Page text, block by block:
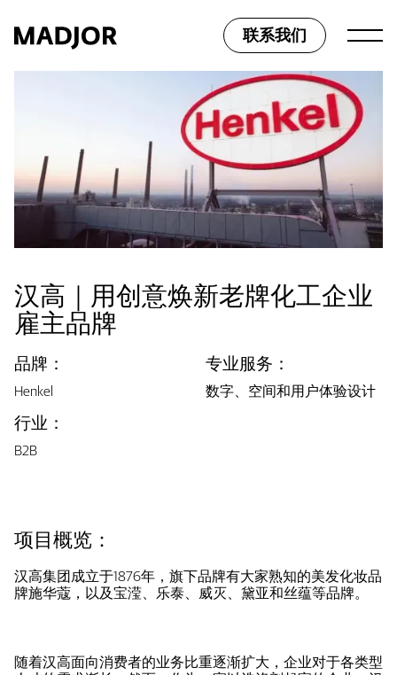
联系我们
品牌：
Henkel
专业服务：
数字、空间和用户体验设计
行业：
B2B
汉高｜用创意焕新老牌化工企业
雇主品牌
项目概览：
​汉高集团成立于1876年，旗下品牌有大家熟知的美发化妆品
牌施华蔻，以及宝滢、乐泰、威灭、黛亚和丝蕴等品牌。
随着汉高面向消费者的业务比重逐渐扩大，企业对于各类型